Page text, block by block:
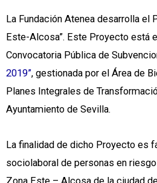
La Fundación Atenea desarrolla el
Este-Alcosa”. Este Proyecto está
Convocatoria Pública de
2019”, gestionada por el Área de
Planes Integrales de
Ayuntamiento de Sevilla.
La finalidad de dicho Proyecto es
sociolaboral de personas en